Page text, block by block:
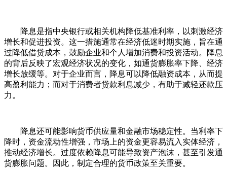
降息是指中央银行或相关机构降低基准利率，以刺激经济
增长和促进投资。这一措施通常在经济低迷时期实施，旨在通
过降低借贷成本，鼓励企业和个人增加消费和投资活动。降息
的背后反映了宏观经济状况的变化，如通货膨胀率下降、经济
增长放缓等。对于企业而言，降息可以降低融资成本，从而提
高盈利能力；而对于消费者贷款利息减少，有助于减轻还款压
力。
降息还可能影响货币供应量和金融市场稳定性。当利率下
降时，资金流动性增强，市场上的资金更容易流入实体经济，
推动经济增长。过度依赖降息可能导致资产泡沫，甚至引发通
货膨胀问题。因此，制定合理的货币政策至关重要。